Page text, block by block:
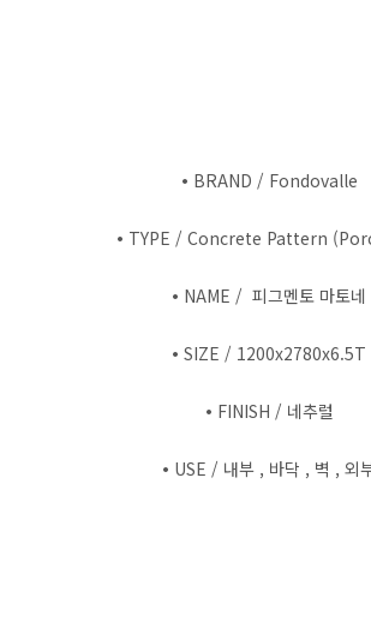
• BRAND / Fondovalle
• TYPE / Concrete Pattern
• NAME / 피그멘토 마토네
• SIZE / 1200x2780x6.5T
• FINISH / 네추럴
• USE / 내부 , 바닥 , 벽 , 외